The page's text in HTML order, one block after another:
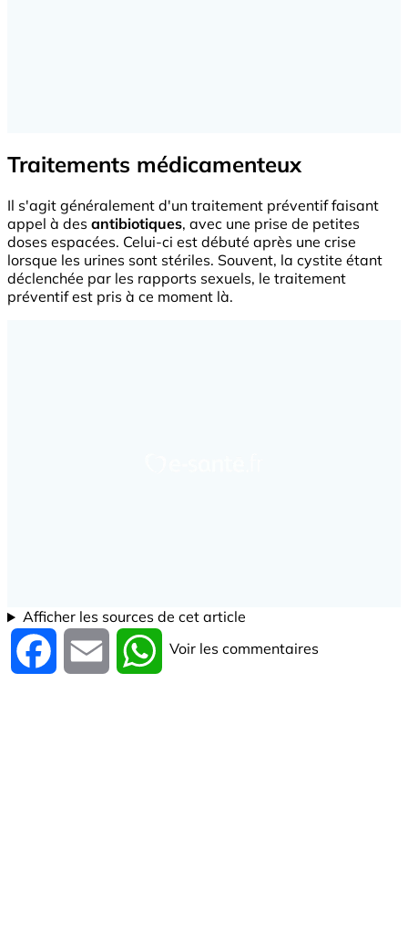
Traitements médicamenteux
Il s'agit généralement d'un traitement préventif faisant
appel à des antibiotiques, avec une prise de petites
doses espacées. Celui-ci est débuté après une crise
lorsque les urines sont stériles. Souvent, la cystite étant
déclenchée par les rapports sexuels, le traitement
préventif est pris à ce moment là.
Afficher les sources de cet article
Facebook Email WhatsApp
Voir les commentaires